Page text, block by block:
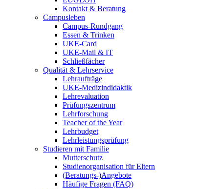
Kontakt & Beratung
Campusleben
Campus-Rundgang
Essen & Trinken
UKE-Card
UKE-Mail & IT
Schließfächer
Qualität & Lehrservice
Lehraufträge
UKE-Medizindidaktik
Lehrevaluation
Prüfungszentrum
Lehrforschung
Teacher of the Year
Lehrbudget
Lehrleistungsprüfung
Studieren mit Familie
Mutterschutz
Studienorganisation für Eltern
(Beratungs-)Angebote
Häufige Fragen (FAQ)